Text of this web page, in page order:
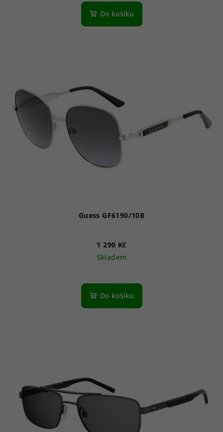
Do košíku
Guess GF6190/10B
1 290 Kč
Skladem
Do košíku